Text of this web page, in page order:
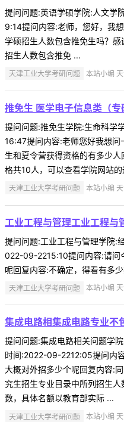
提问问题:英语学硕学院:人文
9:14提问内容:老师，您好，我
学硕招生人数包含推免生吗？感
招生人数包含推免 ...
天津工业大学考研问题 本站小编
推免生 医学电子信息类（
提问问题:推免生学院:生命科
16:47提问内容:老师您好我想问
生和夏令营获得资格的有多少
格共10人，可以查看学院网站
天津工业大学考研问题 本站小编
工业工程与管理工业工程与
提问问题:工业工程与管理学院:
022-09-2215:10提问内容:请问
呢回复内容:不确定，得看有多
天津工业大学考研问题 本站小编
集成电路相集成电路专业不
提问问题:集成电路相关问题学
时间:2022-09-2212:05提问内
大概对外招多少个呢回复内容:
究生招生专业目录中所列招生
数，具体名额以教育部实际 ...
天津工业大学考研问题 本站小编